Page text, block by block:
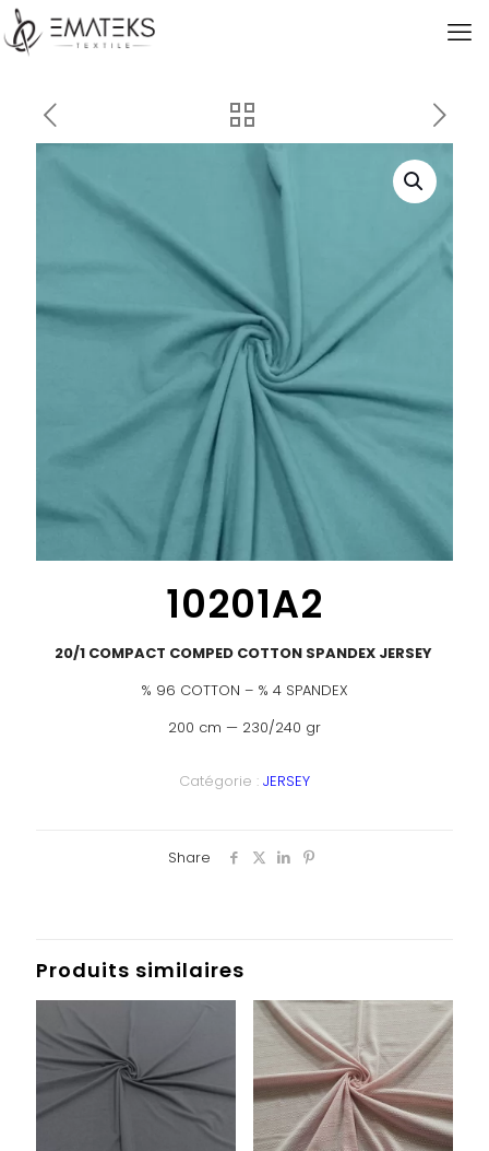
10201A2
20/1 COMPACT COMPED COTTON SPANDEX JERSEY
% 96 COTTON – % 4 SPANDEX
200 cm — 230/240 gr
Catégorie : JERSEY
Share
Produits similaires